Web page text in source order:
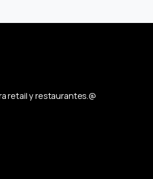
retail y restaurantes.@